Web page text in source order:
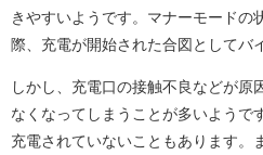
きやすいようです。マナーモードの
際、充電が開始された合図としてバ
しかし、充電口の接触不良などが原
なくなってしまうことが多いようで
充電されていないこともあります。